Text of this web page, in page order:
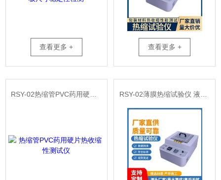
查看更多 + 查看更多 +
RSY-02热缩管PVC药用硬片热收缩性测试仪 RSY-02薄膜热缩试验仪 液体介质控温±0.3℃